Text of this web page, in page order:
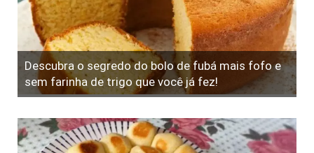
Descubra o segredo do bolo de fubá mais fofo e
sem farinha de trigo que você já fez!